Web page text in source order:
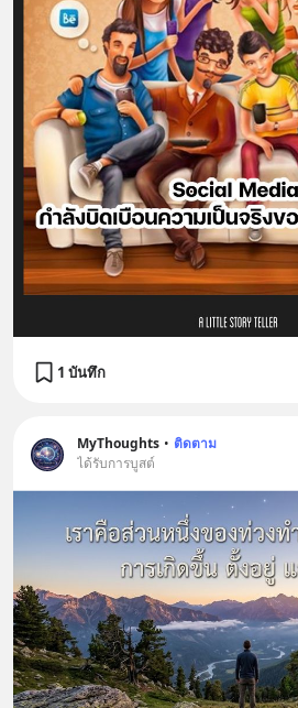
1 บันทึก
MyThoughts • ติดตาม
ได้รับการบูสต์